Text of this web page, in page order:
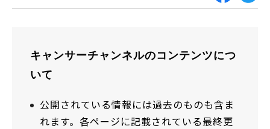
キャンサーチャンネルのコンテンツにつ
いて
公開されている情報には過去のものも含ま
れます。各ページに記載されている最終更